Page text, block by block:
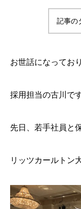
記事の
お世話になってお
採用担当の古川で
先日、若手社員と
リッツカールトン